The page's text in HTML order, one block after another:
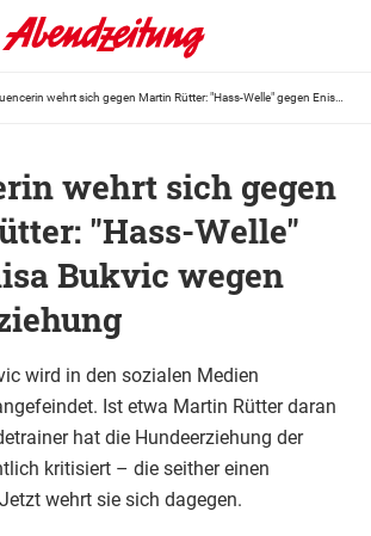
wehrt sich gegen
"Hass-Welle"
Bukvic wegen
wird in den sozialen Medien
Ist etwa Martin Rütter daran
hat die Hundeerziehung der
kritisiert – die seither einen
wehrt sie sich dagegen.